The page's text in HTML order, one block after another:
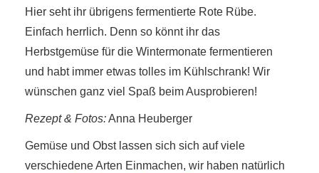
Hier seht ihr übrigens fermentierte Rote Rübe.
Einfach herrlich. Denn so könnt ihr das
Herbstgemüse für die Wintermonate fermentieren
und habt immer etwas tolles im Kühlschrank! Wir
wünschen ganz viel Spaß beim Ausprobieren!
Rezept & Fotos:Anna Heuberger
Gemüse und Obst lassen sich sich auf viele
verschiedene Arten Einmachen, wir haben natürlich